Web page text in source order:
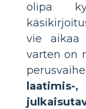
olipa
vie aikaa
varten on
laatimis-